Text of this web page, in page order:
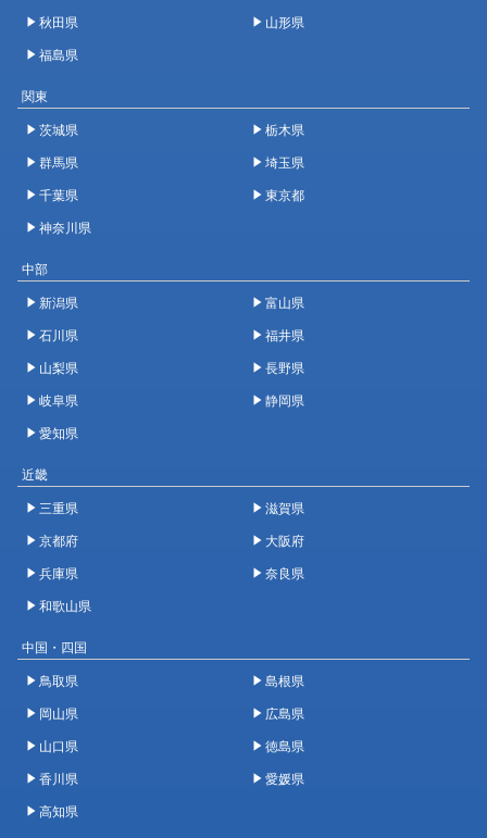
秋田県
山形県
福島県
関東
茨城県
栃木県
群馬県
埼玉県
千葉県
東京都
神奈川県
中部
新潟県
富山県
石川県
福井県
山梨県
長野県
岐阜県
静岡県
愛知県
近畿
三重県
滋賀県
京都府
大阪府
兵庫県
奈良県
和歌山県
中国・四国
鳥取県
島根県
岡山県
広島県
山口県
徳島県
香川県
愛媛県
高知県